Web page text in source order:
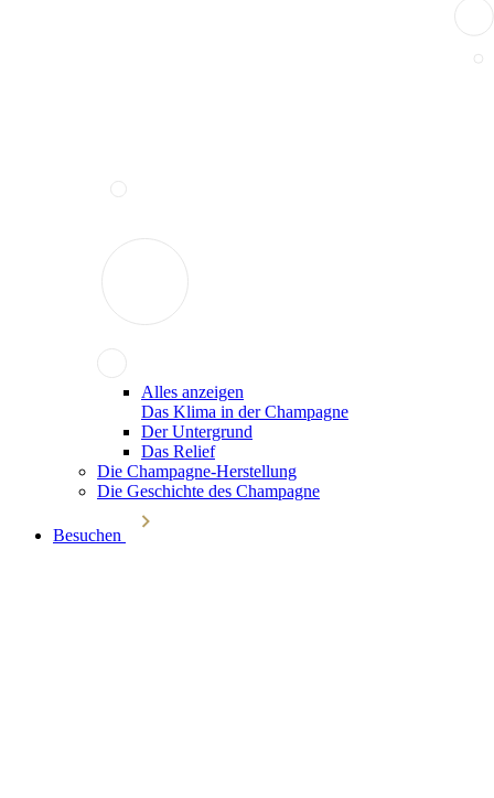
Alles anzeigen
Das Klima in der Champagne
Der Untergrund
Das Relief
Die Champagne-Herstellung
Die Geschichte des Champagne
Besuchen